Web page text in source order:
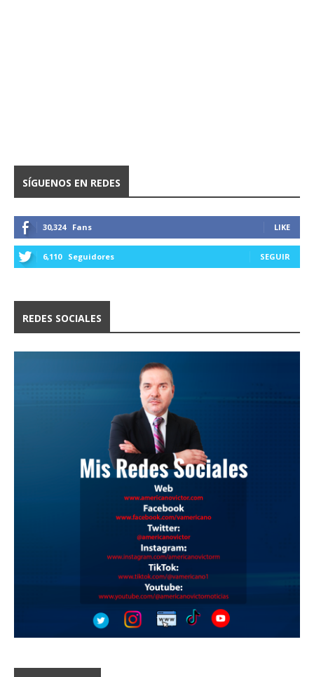
SÍGUENOS EN REDES
30,324 Fans LIKE
6,110 Seguidores SEGUIR
REDES SOCIALES